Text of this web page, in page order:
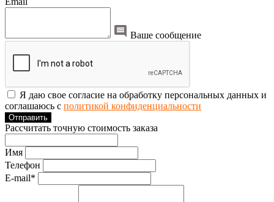
Ваше сообщение
Я даю свое согласие на обработку персональных данных и
соглашаюсь с политикой конфиденциальности
Отправить
Рассчитать точную стоимость заказа
Имя
Телефон
E-mail*